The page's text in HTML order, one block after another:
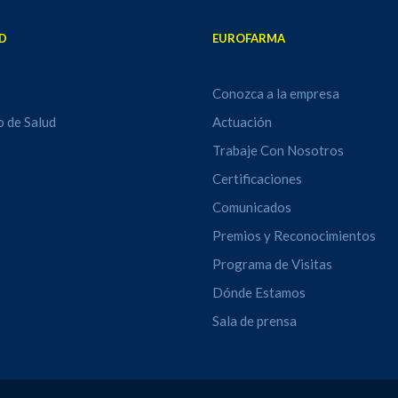
Salud
EUROFARMA
Conozca a la empresa
Actuación
Trabaje Con Nosotros
Certificaciones
Comunicados
Premios y Reconocimientos
Programa de Visitas
Dónde Estamos
Sala de prensa